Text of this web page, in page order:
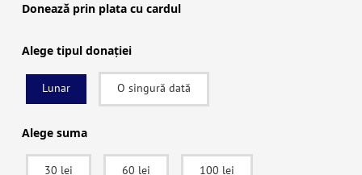
Investigații Știri |Explicative
Donează prin plata cu cardul
Alege tipul donației
Lunar O singură dată
Alege suma
30 lei 60 lei 100 lei